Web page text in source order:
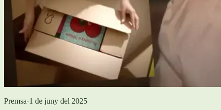
Premsa·1 de juny del 2025